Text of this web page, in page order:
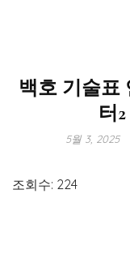
백호 기술표
터
5월 3, 2025
조회수: 224